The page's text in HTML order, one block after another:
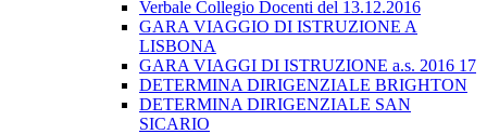
Verbale Collegio Docenti del 13.12.2016
GARA VIAGGIO DI ISTRUZIONE A
LISBONA
GARA VIAGGI DI ISTRUZIONE a.s. 2016 17
DETERMINA DIRIGENZIALE BRIGHTON
DETERMINA DIRIGENZIALE SAN
SICARIO